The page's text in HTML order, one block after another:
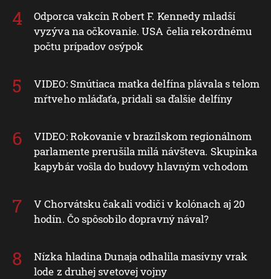
Odporca vakcín Robert F. Kennedy mladší
vyzýva na očkovanie. USA čelia rekordnému
počtu prípadov osýpok
VIDEO: Smútiaca matka delfína plávala s telom
mŕtveho mláďaťa, pridali sa ďalšie delfíny
VIDEO: Rokovanie v brazílskom regionálnom
parlamente prerušila milá návšteva. Skupinka
kapybár vošla do budovy hlavným vchodom
V Chorvátsku čakali vodiči v kolónach aj 20
hodín. Čo spôsobilo dopravný nával?
Nízka hladina Dunaja odhalila masívny vrak
lode z druhej svetovej vojny